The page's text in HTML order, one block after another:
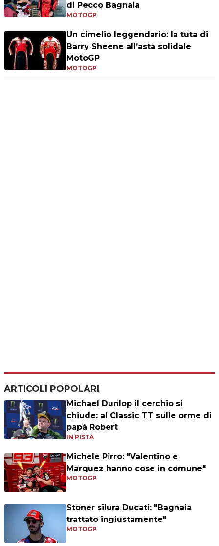
di Pecco Bagnaia
MOTOGP
Un cimelio leggendario: la tuta di
Barry Sheene all’asta solidale
MotoGP
MOTOGP
ARTICOLI POPOLARI
Michael Dunlop il cerchio si
chiude: al Classic TT sulle orme di
papà Robert
IN PISTA
Michele Pirro: "Valentino e
Marquez hanno cose in comune"
MOTOGP
Stoner silura Ducati: "Bagnaia
trattato ingiustamente"
MOTOGP